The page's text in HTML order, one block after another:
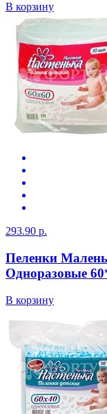
В корзину
293.90 р.
Пеленки
Одноразовые
В корзину